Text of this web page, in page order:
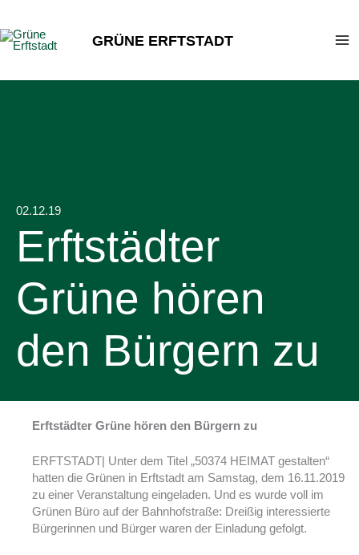
springen
GRÜNE ERFTSTADT
02.12.19
Erftstädter
Grüne hören
den Bürgern zu
Erftstädter Grüne hören den Bürgern zu
ERFTSTADT| Unter dem Titel „50374 HEIMAT gestalten“
hatten die Grünen in Erftstadt am Samstag, dem 16.11.2019
zu einer Veranstaltung eingeladen. Und es wurde voll im
Grünen Büro auf der Bahnhofstraße: Dreißig interessierte
Bürgerinnen und Bürger waren der Einladung gefolgt.